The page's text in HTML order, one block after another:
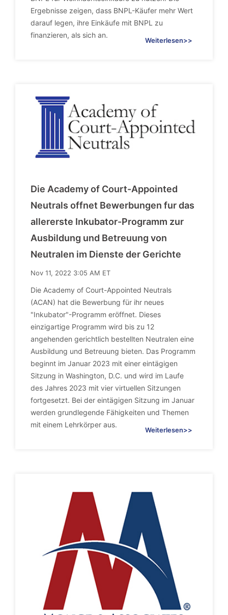
Ergebnisse zeigen, dass BNPL-Käufer mehr Wert
darauf legen, ihre Einkäufe mit BNPL zu
finanzieren, als sich an.
Weiterlesen>>
Die Academy of Court-Appointed
Neutrals offnet Bewerbungen fur das
allererste Inkubator-Programm zur
Ausbildung und Betreuung von
Neutralen im Dienste der Gerichte
Nov 11, 2022 3:05 AM ET
Die Academy of Court-Appointed Neutrals
(ACAN) hat die Bewerbung für ihr neues
"Inkubator"-Programm eröffnet. Dieses
einzigartige Programm wird bis zu 12
angehenden gerichtlich bestellten Neutralen eine
Ausbildung und Betreuung bieten. Das Programm
beginnt im Januar 2023 mit einer eintägigen
Sitzung in Washington, D.C. und wird im Laufe
des Jahres 2023 mit vier virtuellen Sitzungen
fortgesetzt. Bei der eintägigen Sitzung im Januar
werden grundlegende Fähigkeiten und Themen
mit einem Lehrkörper aus.
Weiterlesen>>